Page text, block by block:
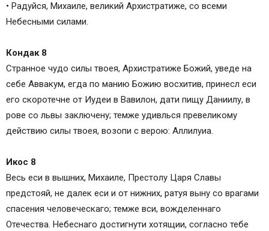
• Радуйся, Михаиле, великий Архистратиже, со всеми
Небесными силами.
Кондак 8
Странное чудо силы твоея, Архистратиже Божий, уведе на
себе Аввакум, егда по манию Божию восхитив, принесл еси
его скоротечне от Иудеи в Вавилон, дати пищу Даниилу, в
рове со львы заключену; темже удивлься превеликому
действию силы твоея, возопи с верою: Аллилуиа.
Икос 8
Весь еси в вышних, Михаиле, Престолу Царя Славы
предстояй, не далек еси и от нижних, ратуя выну со врагами
спасения человеческаго; темже вси, вожделеннаго
Отечества. Небеснаго достигнути хотящии, согласно тебе